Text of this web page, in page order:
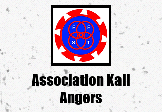
Association Kali
Angers